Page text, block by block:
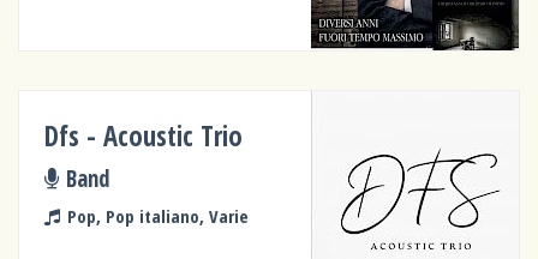
Dfs - Acoustic Trio
Band
Pop, Pop italiano, Varie